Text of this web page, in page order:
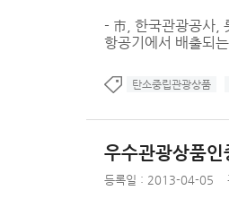
- 市, 한국관광공사,
항공기에서 배출되
탄소중립관광상품
우수관광상품인
등록일 : 2013-04-05